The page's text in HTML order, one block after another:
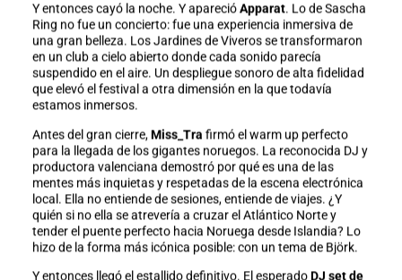
Y entonces cayó la noche. Y aparecióApparat. Lo de Sascha
Ring no fue un concierto: fue una experiencia inmersiva de
una gran belleza. Los Jardines de Viveros se transformaron
en un club a cielo abierto donde cada sonido parecía
suspendido en el aire. Un despliegue sonoro de alta fidelidad
que elevó el festival a otra dimensión en la que todavía
estamos inmersos.
Antes del gran cierre, Miss_Tra firmó el warm up perfecto
para la llegada de los gigantes noruegos. La reconocida DJ y
productora valenciana demostró por qué es una de las
mentes más inquietas y respetadas de la escena electrónica
local. Ella no entiende de sesiones, entiende de viajes. ¿Y
quién si no ella se atrevería a cruzar el Atlántico Norte y
tender el puente perfecto hacia Noruega desde Islandia? Lo
hizo de la forma más icónica posible: con un tema de Björk.
Y entonces llegó el estallido definitivo. El esperadoDJ set de